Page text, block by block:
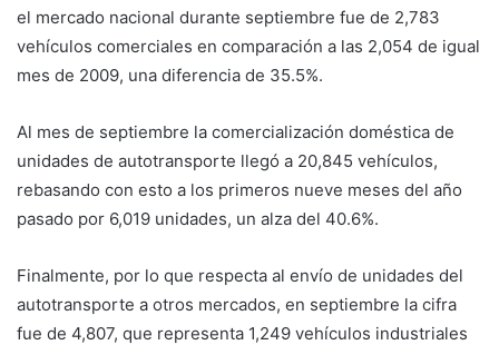
el mercado nacional durante septiembre fue de 2,783
vehículos comerciales en comparación a las 2,054 de igual
mes de 2009, una diferencia de 35.5%.
Al mes de septiembre la comercialización doméstica de
unidades de autotransporte llegó a 20,845 vehículos,
rebasando con esto a los primeros nueve meses del año
pasado por 6,019 unidades, un alza del 40.6%.
Finalmente, por lo que respecta al envío de unidades del
autotransporte a otros mercados, en septiembre la cifra
fue de 4,807, que representa 1,249 vehículos industriales